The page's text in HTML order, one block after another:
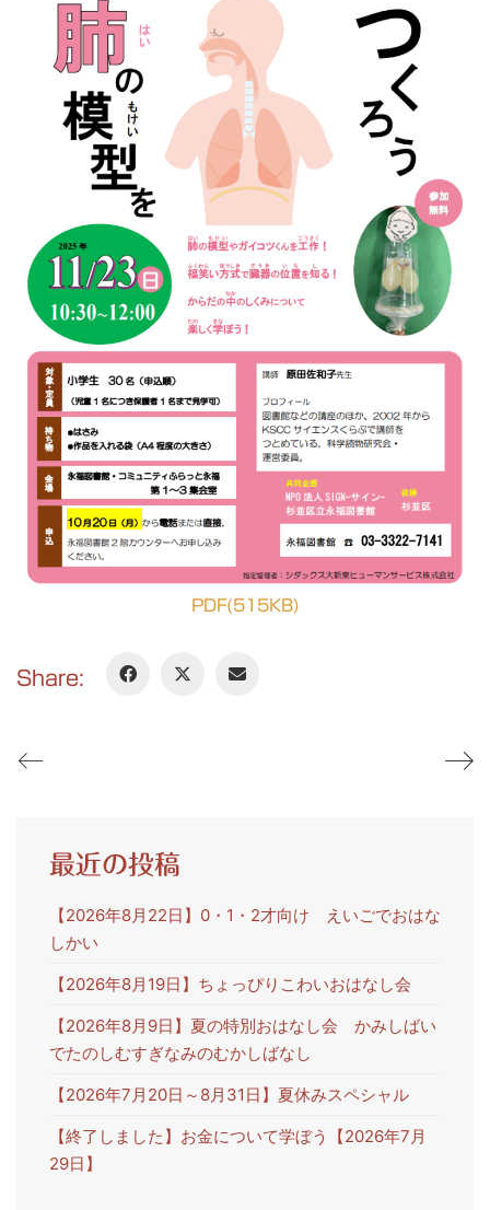
PDF(515KB)
Share:
最近の投稿
【2026年8月22日】0・1・2才向け えいごでおはな
しかい
【2026年8月19日】ちょっぴりこわいおはなし会
【2026年8月9日】夏の特別おはなし会 かみしばい
でたのしむすぎなみのむかしばなし
【2026年7月20日～8月31日】夏休みスペシャル
【終了しました】お金について学ぼう【2026年7月
29日】